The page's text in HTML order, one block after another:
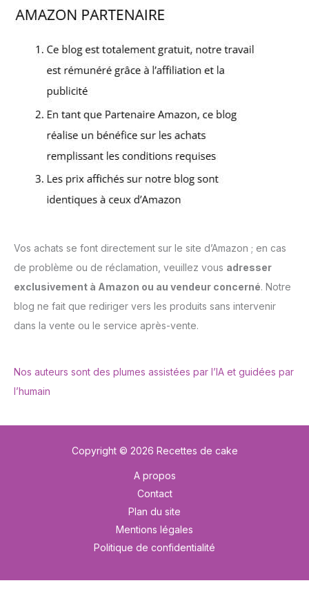
Vos achats se font directement sur le site d’Amazon ; en cas
de problème ou de réclamation, veuillez vous adresser
exclusivement à Amazon ou au vendeur concerné. Notre
blog ne fait que rediriger vers les produits sans intervenir
dans la vente ou le service après-vente.
Nos auteurs sont des plumes assistées par l’IA et guidées par
l’humain
Copyright © 2026 Recettes de cake
A propos
Contact
Plan du site
Mentions légales
Politique de confidentialité